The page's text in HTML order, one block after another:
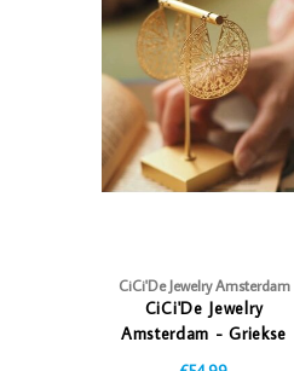
CiCi'De Jewelry Amsterdam
CiCi'De Jewelry
Amsterdam - Griekse